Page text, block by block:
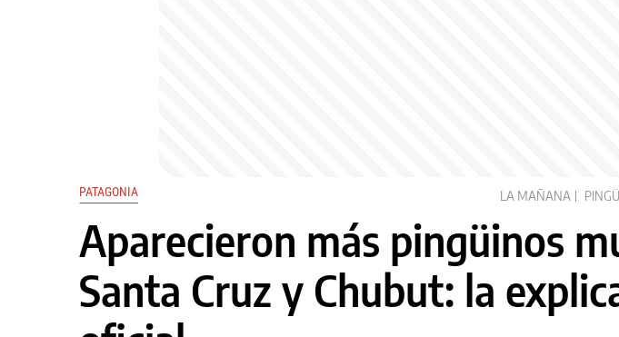
PATAGONIA LA MAÑANA
Aparecieron más pingüinos
Santa Cruz y Chubut: la